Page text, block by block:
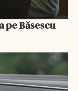
pe Băsescu